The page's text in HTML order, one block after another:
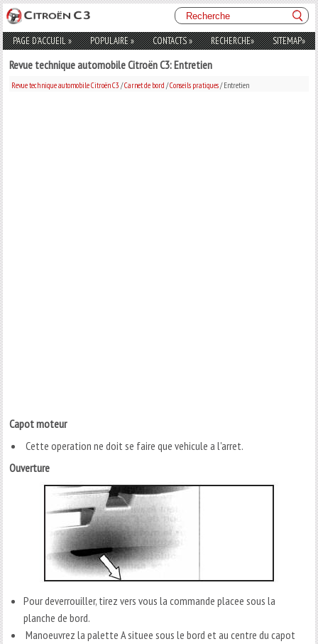
PAGE D'ACCUEIL» POPULAIRE» CONTACTS» RECHERCHE» SITEMAP»
Revue technique automobile Citroën C3: Entretien
Revue technique automobile Citroën C3 /Carnet de bord /Conseils pratiques/ Entretien
Capot moteur
Cette operation ne doit se faire que vehicule a l'arret.
Ouverture
Pour deverrouiller, tirez vers vous la commande placee sous la
planche de bord.
Manoeuvrez la palette A situee sous le bord et au centre du capot